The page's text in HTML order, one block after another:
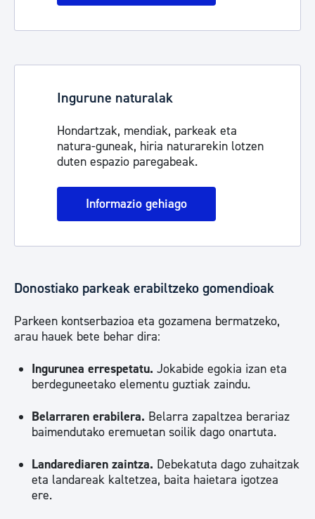
Ingurune naturalak
Hondartzak, mendiak, parkeak eta
natura-guneak, hiria naturarekin lotzen
duten espazio paregabeak.
Informazio gehiago
Donostiako parkeak erabiltzeko gomendioak
Parkeen kontserbazioa eta gozamena bermatzeko,
arau hauek bete behar dira:
Ingurunea errespetatu. Jokabide egokia izan eta
berdeguneetako elementu guztiak zaindu.
Belarraren erabilera. Belarra zapaltzea berariaz
baimendutako eremuetan soilik dago onartuta.
Landarediaren zaintza. Debekatuta dago zuhaitzak
eta landareak kaltetzea, baita haietara igotzea
ere.